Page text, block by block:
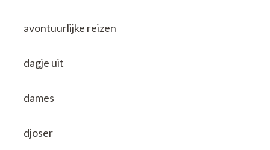
avontuurlijke reizen
dagje uit
dames
djoser